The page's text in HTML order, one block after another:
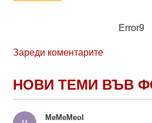
Error9
Зареди коментарите
НОВИ ТЕМИ ВЪВ
MeMeMeol